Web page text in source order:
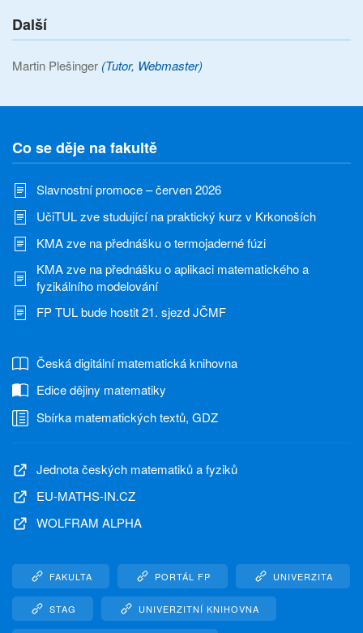
Další
Martin Plešinger (Tutor, Webmaster)
Co se děje na fakultě
Slavnostní promoce – červen 2026
UčiTUL zve studující na praktický kurz v Krkonoších
KMA zve na přednášku o termojaderné fúzi
KMA zve na přednášku o aplikaci matematického a
fyzikálního modelování
FP TUL bude hostit 21. sjezd JČMF
Česká digitální matematická knihovna
Edice dějiny matematiky
Sbírka matematických textů, GDZ
Jednota českých matematiků a fyziků
EU-MATHS-IN.CZ
WOLFRAM ALPHA
FAKULTA PORTÁL FP UNIVERZITA
STAG UNIVERZITNÍ KNIHOVNA